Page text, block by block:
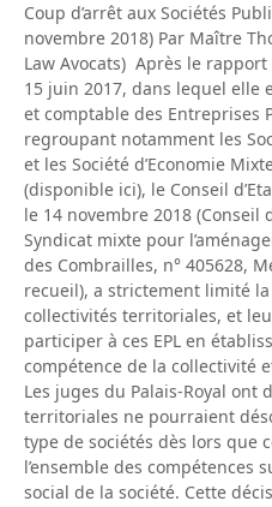
Coup d’arrêt aux Sociétés
novembre 2018) Par Maître
Law Avocats) Après le
15 juin 2017, dans lequel
et comptable des Entreprises
regroupant notamment les
et les Société d’Economie
(disponible ici), le Conseil
le 14 novembre 2018 (Conseil
Syndicat mixte pour
des Combrailles, n° 405628,
recueil), a strictement limité
collectivités territoriales, et
participer à ces EPL en
compétence de la collectivité
Les juges du Palais-Royal ont
territoriales ne pourraient
type de sociétés dès lors que
l’ensemble des compétences
social de la société. Cette